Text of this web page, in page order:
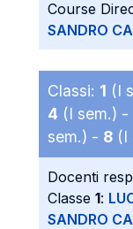
Course
SANDRO
Classi: 1 (I
4 (I sem.) -
sem.) - 8 (I
Docenti
Classe 1:
SANDRO